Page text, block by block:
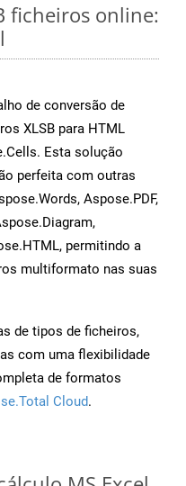
ficheiros online:
de conversão de
XLSB para HTML
Esta solução
perfeita com outras
Aspose.PDF,
permitindo a
multiformato nas suas
de tipos de ficheiros,
com uma flexibilidade
de formatos
Cloud.